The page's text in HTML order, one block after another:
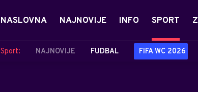
NASLOVNA NAJNOVIJE INFO SPORT
Sport: NAJNOVIJE FUDBAL FIFA WC 2026